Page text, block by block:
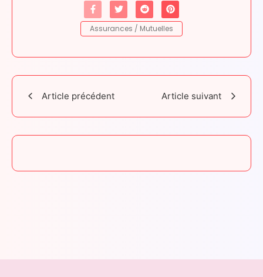
Assurances / Mutuelles
Article précédent Article suivant